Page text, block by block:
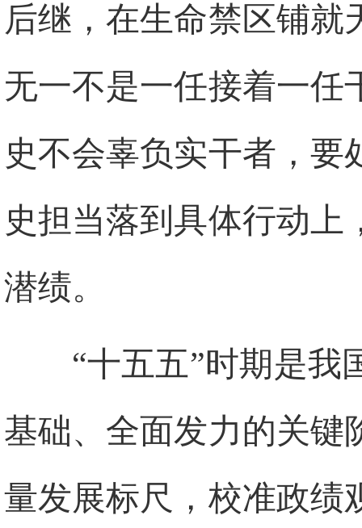
后继，在生命禁区铺
无一不是一任接着一任
史不会辜负实干者，要
史担当落到具体行动上
潜绩。
“十五五”时期是我
基础、全面发力的关键
量发展标尺，校准政绩